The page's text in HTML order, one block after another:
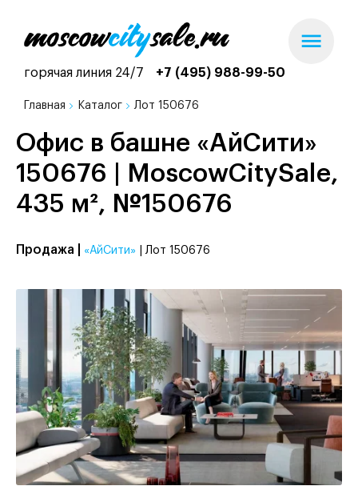
горячая линия 24/7 +7 (495) 988-99-50
Главная Каталог Лот 150676
Офис в башне «АйСити»
150676 | MoscowCitySale,
435 м², №150676
Продажа | «АйСити» | Лот 150676